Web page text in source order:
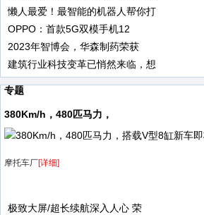
懒人最爱！最智能的机器人帮你打
OPPO：首款5G双模手机12
2023年智博会，华森制药荣获
建筑行业科技变革已悄然来临，想
专题
380Km/h，480匹马力，
摩托车厂[详细]
极致大屏/超长续航深入人心 荣